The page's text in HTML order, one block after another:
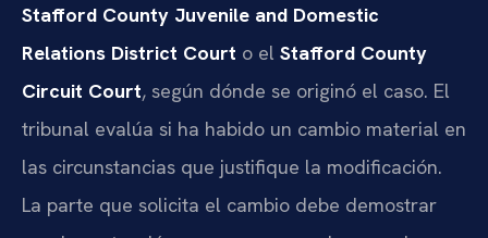
Stafford County Juvenile and Domestic
Relations District Court o el Stafford County
Circuit Court, según dónde se originó el caso. El
tribunal evalúa si ha habido un cambio material en
las circunstancias que justifique la modificación.
La parte que solicita el cambio debe demostrar